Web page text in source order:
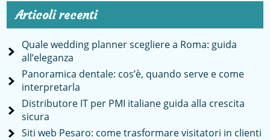
Articoli recenti
Quale wedding planner scegliere a Roma: guida
all’eleganza
Panoramica dentale: cos’è, quando serve e come
interpretarla
Distributore IT per PMI italiane guida alla crescita
sicura
Siti web Pesaro: come trasformare visitatori in clienti